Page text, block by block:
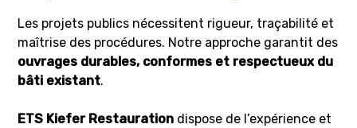
Les projets publics nécessitent rigueur, traçabilité et
maîtrise des procédures. Notre approche garantit des
ouvrages durables, conformes et respectueux du
bâti existant.
ETS Kiefer Restauration dispose de l’expérience et